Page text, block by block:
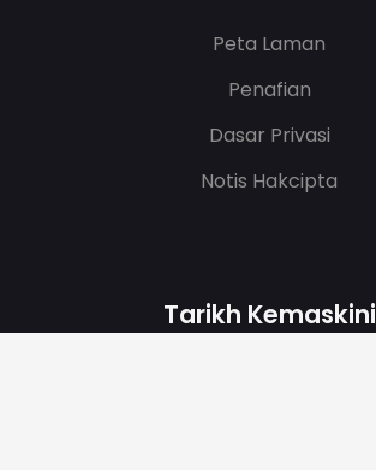
Peta Laman
Penafian
Dasar Privasi
Notis Hakcipta
Tarikh Kemaskini